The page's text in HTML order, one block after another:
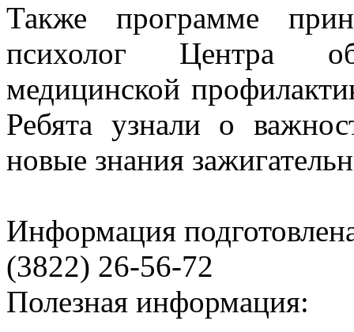
Также программе
психолог Центра
медицинской
Ребята узнали о
новые знания
Информация
(3822) 26-56-72
Полезная информация: